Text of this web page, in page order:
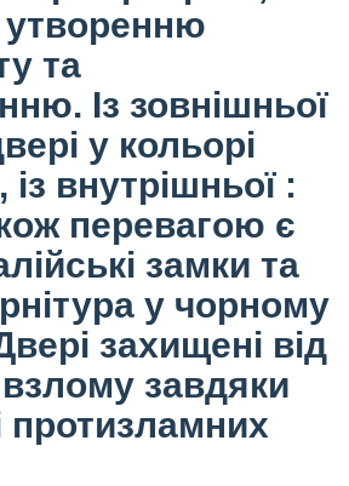
утворенню
та
Із зовнішньої
у кольорі
внутрішньої :
перевагою є
замки та
у чорному
захищені від
завдяки
протизламних